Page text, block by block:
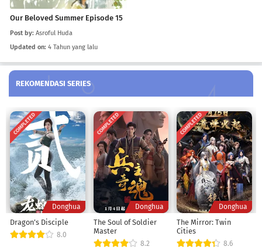
Our Beloved Summer Episode 8
Eps 7-4 Tahun yang lalu
Eps 6 - 4 Tahun yang lalu
Our Beloved Summer Episode 5
Eps 5 -4 Tahun yang lalu
Our Beloved Summer Episode 4
Eps 4 -4 Tahun yang lalu
Our Beloved Summer Episode 3
Our Beloved Summer Episode 15
Post by: Asroful Huda
Updated on: 4 Tahun yang lalu
REKOMENDASI SERIES
COMPLETED
Donghua
Dragon’s Disciple
8.0
COMPLETED
Donghua
The Soul of Soldier
Master
8.2
COMPLETED
Donghua
The Mirror: Twin
Cities
8.6